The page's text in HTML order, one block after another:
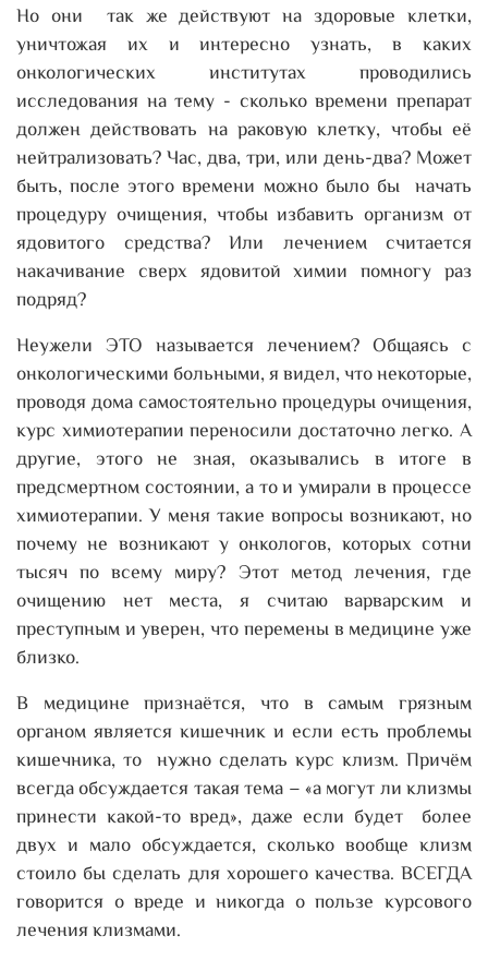
Но они так же действуют на здоровые клетки,
уничтожая их и интересно узнать, в каких
онкологических институтах проводились
исследования на тему - сколько времени препарат
должен действовать на раковую клетку, чтобы её
нейтрализовать? Час, два, три, или день-два? Может
быть, после этого времени можно было бы начать
процедуру очищения, чтобы избавить организм от
ядовитого средства? Или лечением считается
накачивание сверх ядовитой химии помногу раз
подряд?
Неужели ЭТО называется лечением? Общаясь с
онкологическими больными, я видел, что некоторые,
проводя дома самостоятельно процедуры очищения,
курс химиотерапии переносили достаточно легко. А
другие, этого не зная, оказывались в итоге в
предсмертном состоянии, а то и умирали в процессе
химиотерапии. У меня такие вопросы возникают, но
почему не возникают у онкологов, которых сотни
тысяч по всему миру? Этот метод лечения, где
очищению нет места, я считаю варварским и
преступным и уверен, что перемены в медицине уже
близко.
В медицине признаётся, что в самым грязным
органом является кишечник и если есть проблемы
кишечника, то нужно сделать курс клизм. Причём
всегда обсуждается такая тема – «а могут ли клизмы
принести какой-то вред», даже если будет более
двух и мало обсуждается, сколько вообще клизм
стоило бы сделать для хорошего качества. ВСЕГДА
говорится о вреде и никогда о пользе курсового
лечения клизмами.